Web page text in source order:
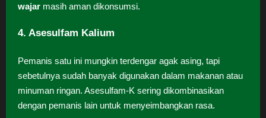
wajar masih aman dikonsumsi.
4. Asesulfam Kalium
Pemanis satu ini mungkin terdengar agak asing, tapi
sebetulnya sudah banyak digunakan dalam makanan atau
minuman ringan. Asesulfam-K sering dikombinasikan
dengan pemanis lain untuk menyeimbangkan rasa.